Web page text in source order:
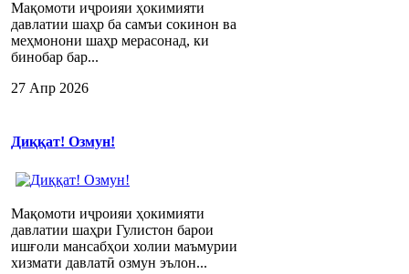
Мақомоти иҷроияи ҳокимияти
давлатии шаҳр ба самъи сокинон ва
меҳмонони шаҳр мерасонад, ки
бинобар бар...
27 Апр 2026
Диққат! Озмун!
Мақомоти иҷроияи ҳокимияти
давлатии шаҳри Гулистон барои
ишғоли мансабҳои холии маъмурии
хизмати давлатӣ озмун эълон...